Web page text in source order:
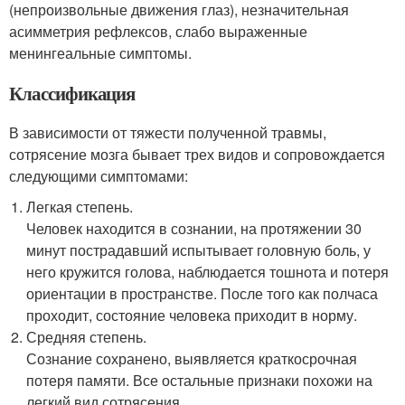
(непроизвольные движения глаз), незначительная
асимметрия рефлексов, слабо выраженные
менингеальные симптомы.
Классификация
В зависимости от тяжести полученной травмы,
сотрясение мозга бывает трех видов и сопровождается
следующими симптомами:
Легкая степень.
Человек находится в сознании, на протяжении 30
минут пострадавший испытывает головную боль, у
него кружится голова, наблюдается тошнота и потеря
ориентации в пространстве. После того как полчаса
проходит, состояние человека приходит в норму.
Средняя степень.
Сознание сохранено, выявляется краткосрочная
потеря памяти. Все остальные признаки похожи на